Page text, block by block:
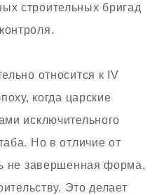
строительных бригад
относится к IV
когда царские
исключительного
Но в отличие от
не завершенная форма,
Это делает